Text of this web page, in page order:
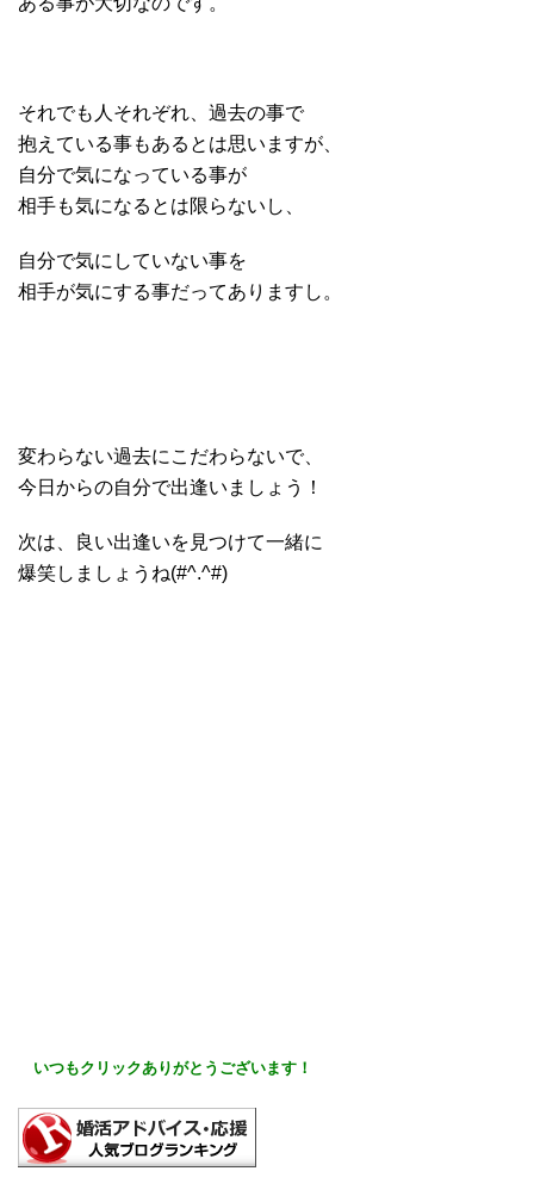
それでも人それぞれ、過去の事で
抱えている事もあるとは思いますが、
自分で気になっている事が
相手も気になるとは限らないし、
自分で気にしていない事を
相手が気にする事だってありますし。
変わらない過去にこだわらないで、
今日からの自分で出逢いましょう！
次は、良い出逢いを見つけて一緒に
爆笑しましょうね(#^.^#)
いつもクリックありがとうございます！